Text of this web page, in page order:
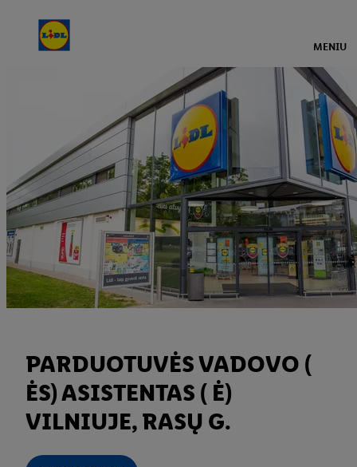
MENIU
PARDUOTUVĖS VADOVO (
ĖS) ASISTENTAS ( Ė)
VILNIUJE, RASŲ G.